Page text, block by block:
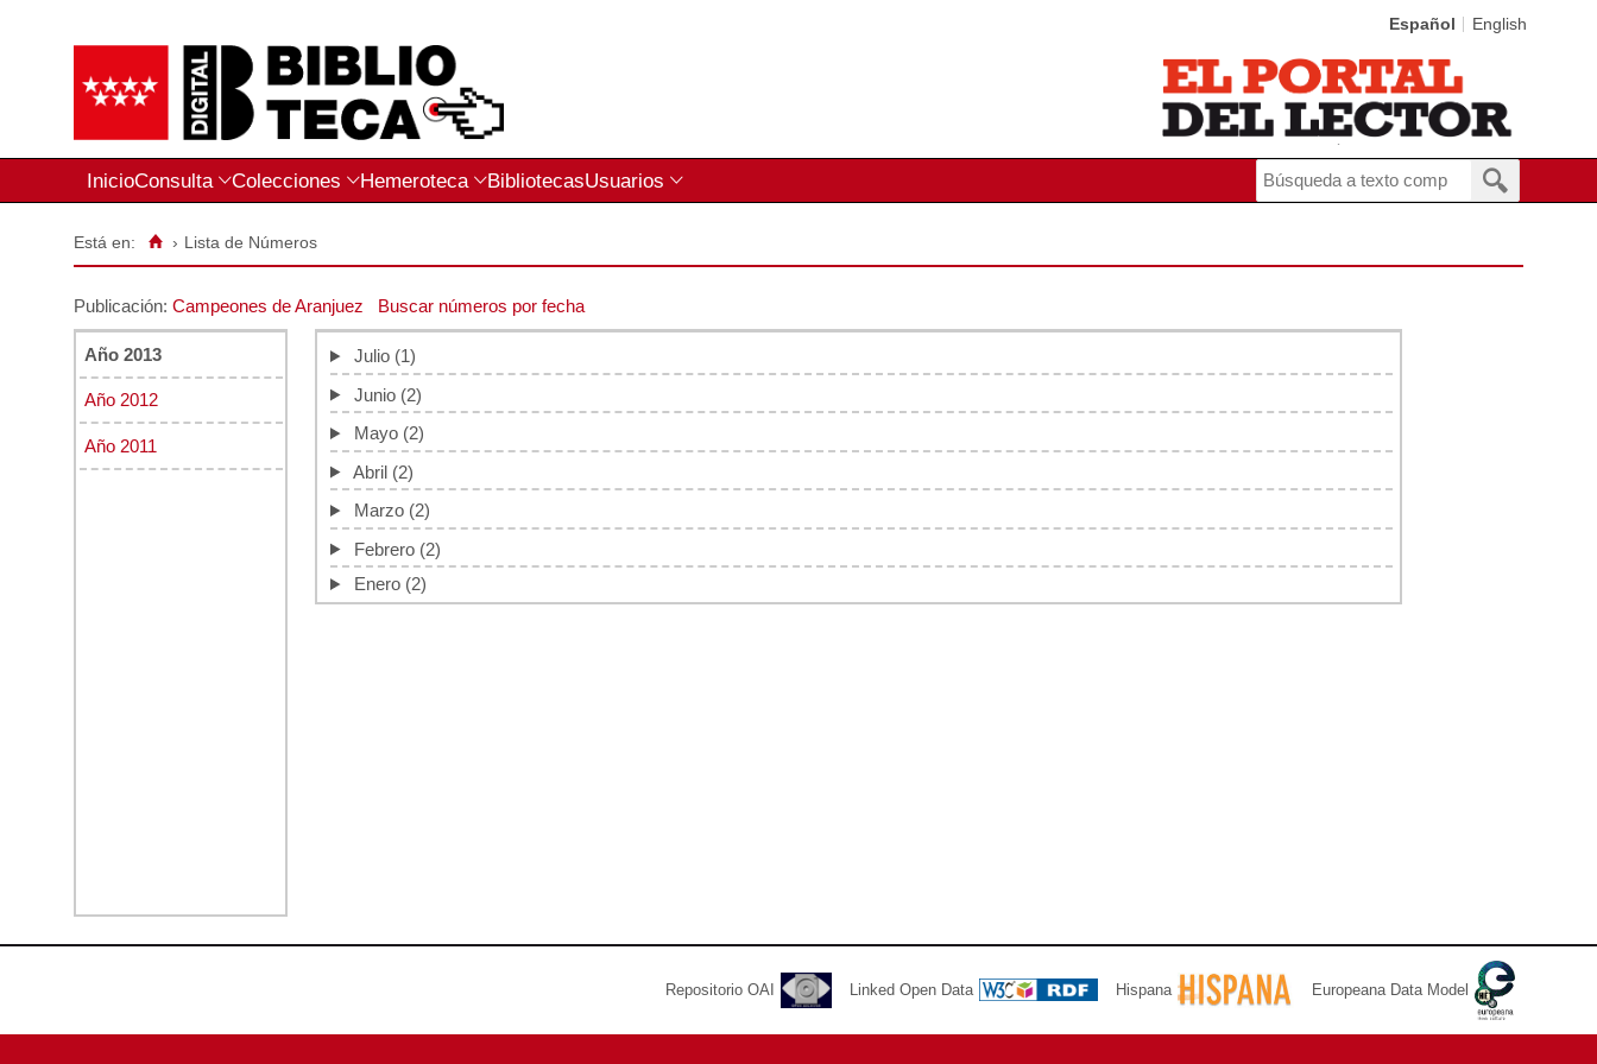
Español English
InicioConsulta Colecciones Hemeroteca BibliotecasUsuarios
Está en: › Lista de Números
Publicación: Campeones de Aranjuez Buscar números por fecha
Año 2013
Año 2012
Año 2011
Julio (1)
Junio (2)
Mayo (2)
Abril (2)
Marzo (2)
Febrero (2)
Enero (2)
Repositorio OAI Linked Open Data Hispana Europeana Data Model